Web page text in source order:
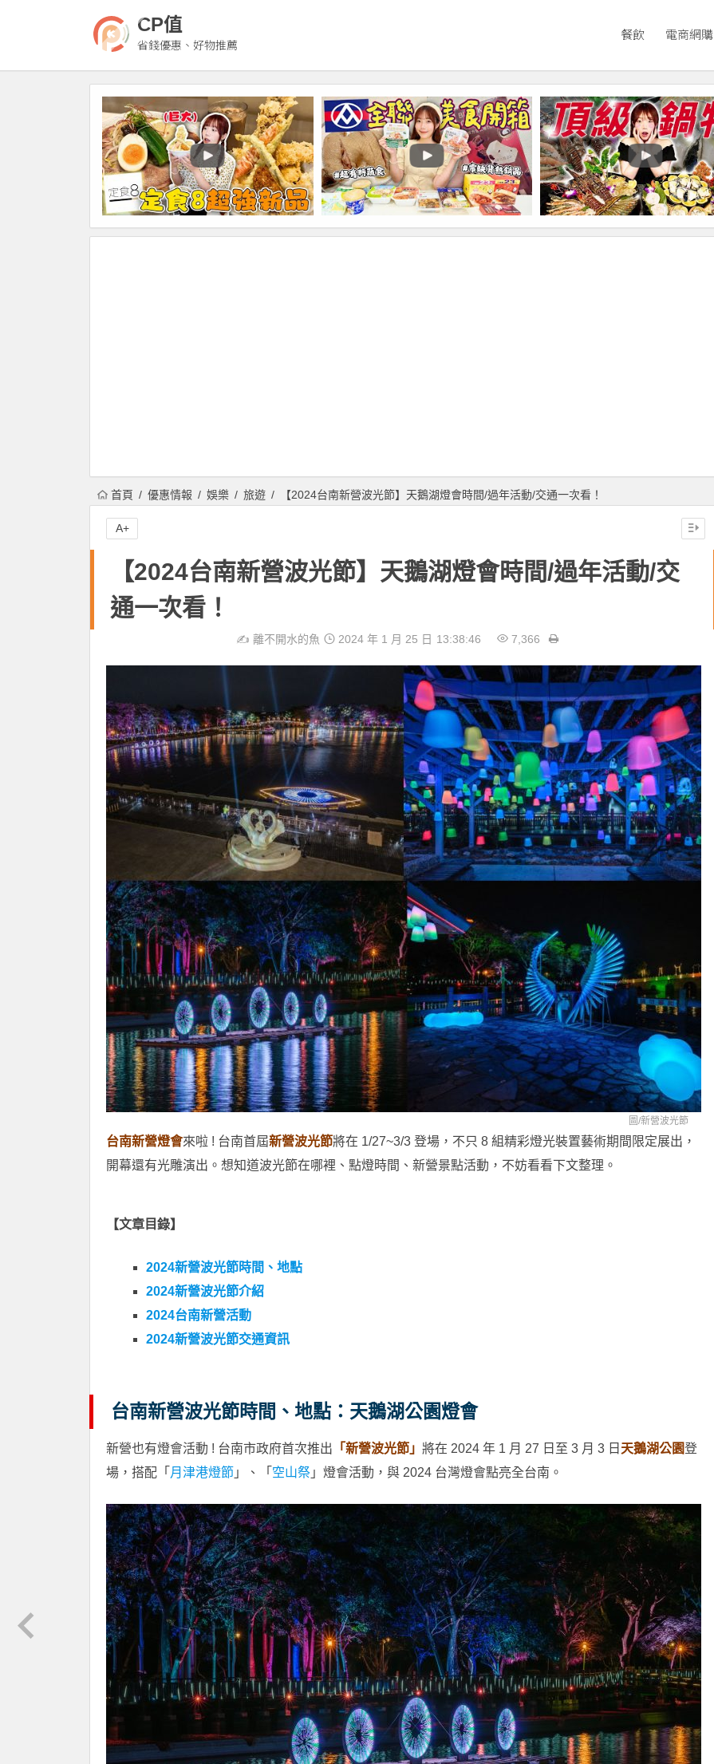
CP值
省錢優惠、好物推薦
餐飲 電商網購
首頁 優惠情報 娛樂 旅遊 【2024台南新營波光節】天鵝湖燈會時間/過年活動/交通一次看！
【2024台南新營波光節】天鵝湖燈會時間/過年活動/交
通一次看！
✍️離不開水的魚 2024 年 1 月 25 日 13:38:46 7,366
圖/新營波光節
台南新營燈會來啦 ! 台南首屆新營波光節將在 1/27~3/3 登場，不只 8 組精彩燈光裝置藝術期間限定展出，
開幕還有光雕演出。想知道波光節在哪裡、點燈時間、新營景點活動，不妨看看下文整理。
【文章目錄】
2024新營波光節時間、地點
2024新營波光節介紹
2024台南新營活動
2024新營波光節交通資訊
台南新營波光節時間、地點：天鵝湖公園燈會
新營也有燈會活動 ! 台南市政府首次推出 「新營波光節」 將在 2024 年 1 月 27 日至 3 月 3 日 天鵝湖公園登
場，搭配「 月津港燈節 」、「 空山祭 」燈會活動，與 2024 台灣燈會點亮全台南。
A+